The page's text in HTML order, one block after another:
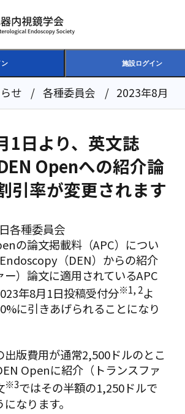
ン 施設ログイン
せ 各種委員会 2023年8月1
各種委員会
1日より、英文誌
Openへの紹介論
引率が変更されます
の論文掲載料（APC）につい
（DEN）からの紹介
ー）論文に適用されているAPC
年8月1日投稿受付分※1, 2よ
に引きあげられることになり
版費用が通常2,500ドルのとこ
Openに紹介（トランスファ
※3ではその半額の1,250ドルで
なります。